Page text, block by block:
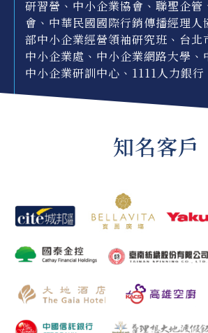
研習營、中小企業協會、聯聖企管
會、中華民國國際行銷傳播經理人
部中小企業經營領袖研究班、台北
中小企業處、中小企業網路大學、
中小企業研訓中心、1111人力銀
知名客戶